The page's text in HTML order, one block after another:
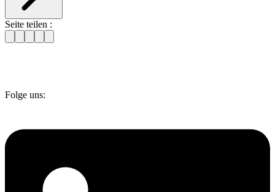
Seite teilen :
Folge uns: